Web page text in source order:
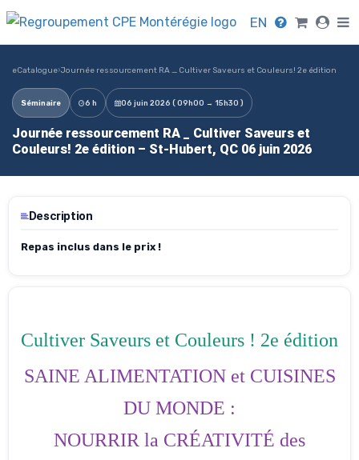
EN
eCatalogue›Journée ressourcement RA _ Cultiver Saveurs et Couleurs! 2e édition
Séminaire 6 h 06 juin 2026 ( 09h00 → 15h30 )
Journée ressourcement RA _ Cultiver Saveurs et
Couleurs! 2e édition – St-Hubert, QC 06 juin 2026
Description
Repas inclus dans le prix !
Cultiver Saveurs et Couleurs ! 2e édition
SAINE ALIMENTATION et CUISINES
DU MONDE :
NOURRIR la CRÉATIVITÉ des